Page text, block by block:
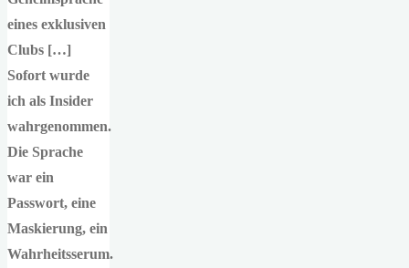
eines exklusiven
Clubs […]
Sofort wurde
ich als Insider
wahrgenommen.
Die Sprache
war ein
Passwort, eine
Maskierung, ein
Wahrheitsserum.